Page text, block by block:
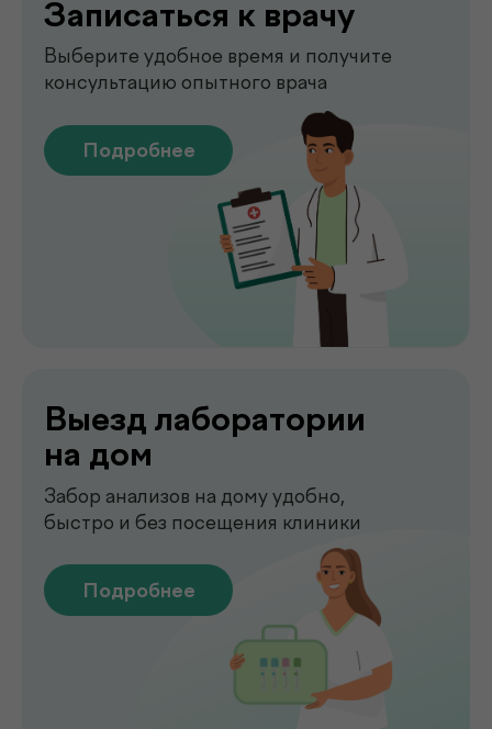
получением результатов
Комплексная диагностика для
Выезд лаборатории
на дом
Забор анализов на дому удобно,
Подробнее
Подробнее